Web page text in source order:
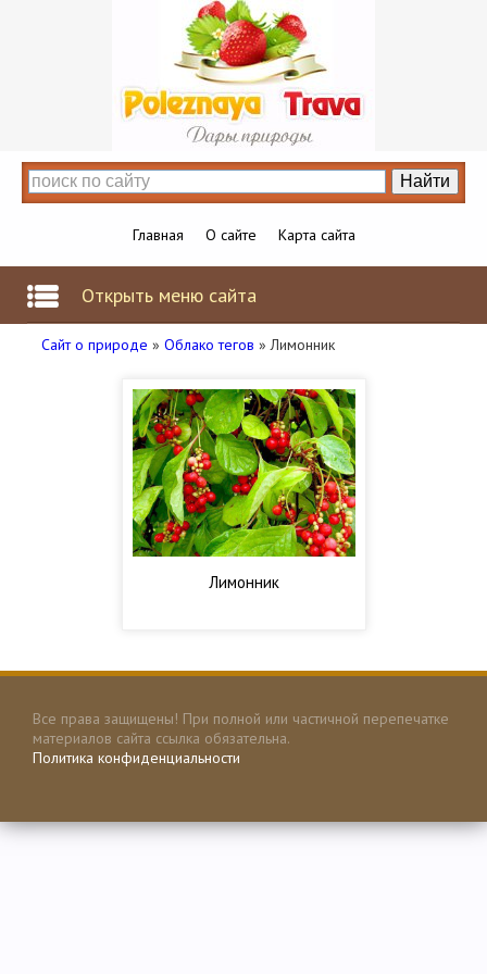
Главная О сайте Карта сайта
Открыть меню сайта
Сайт о природе » Облако тегов » Лимонник
Лимонник
Все права защищены! При полной или частичной перепечатке
материалов сайта ссылка обязательна.
Политика конфиденциальности